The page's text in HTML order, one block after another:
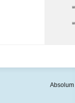
Absolum